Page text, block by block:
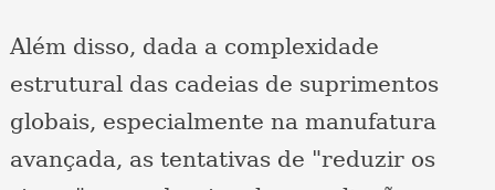
Além disso, dada a complexidade
estrutural das cadeias de suprimentos
globais, especialmente na manufatura
avançada, as tentativas de "reduzir os